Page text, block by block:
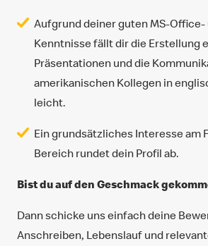
Aufgrund deiner guten MS-
Kenntnisse fällt dir die Erstellung
Präsentationen und die
amerikanischen Kollegen in
leicht.
Ein grundsätzliches Interesse am
Bereich rundet dein Profil ab.
Bist du auf den Geschmack
Dann schicke uns einfach deine
Anschreiben, Lebenslauf und